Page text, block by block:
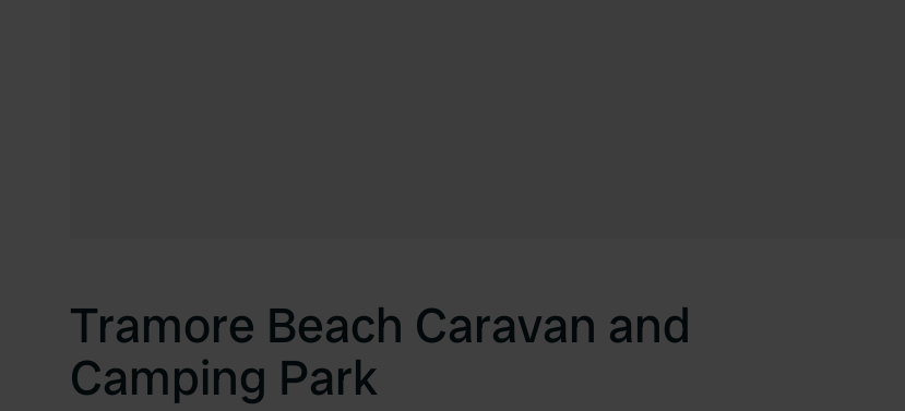
Tramore Beach Caravan and
Camping Park